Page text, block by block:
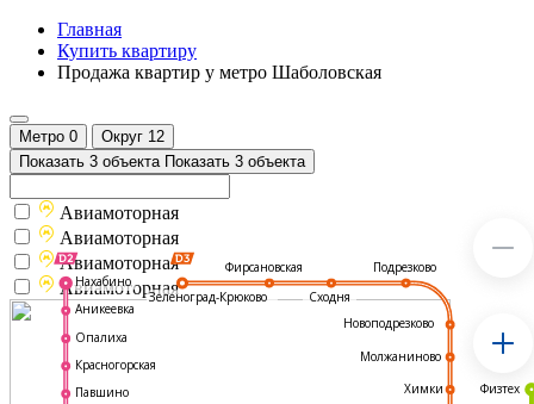
Главная
Купить квартиру
Продажа квартир у метро Шаболовская
Метро 0 Округ 12
Показать 3 объекта Показать 3 объекта
Фирсановская
Сходня
Подрезково
Новоподрезково
Молжаниново
Химки
Нахабино
Аникеевка
Опалиха
Красногорская
Павшино
Физтех
Зеленоград-Крюково
Авиамоторная
Авиамоторная
Авиамоторная
Авиамоторная